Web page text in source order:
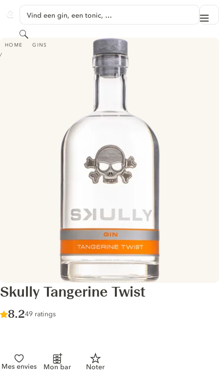
GINVENTORY
Vind een gin, een tonic, …
Zoeken
HOME GINS
SKULLY TANGERINE TWIST
Skully Tangerine Twist
Score :
8.2/ 10
49 ratings
Mes envies Mon bar Noter